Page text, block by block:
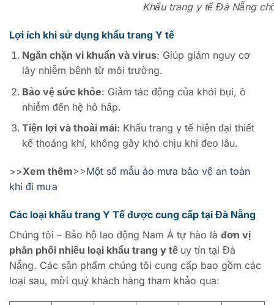
Khẩu trang y tế Đà Nẵng
Lợi ích khi sử dụng khẩu trang Y tế
Ngăn chặn vi khuẩn và virus: Giúp giảm nguy cơ
lây nhiễm bệnh từ môi trường.
Bảo vệ sức khỏe: Giảm tác động của khói bụi, ô
nhiễm đến hệ hô hấp.
Tiện lợi và thoải mái: Khẩu trang y tế hiện đại thiết
kế thoáng khí, không gây khó chịu khi đeo lâu.
>>Xem thêm>>Một số mẫu áo mưa bảo vệ an toàn
khi đi mưa
Các loại khẩu trang Y Tế được cung cấp tại Đà Nẵng
Chúng tôi – Bảo hộ lao động Nam Á tự hào là đơn vị
phân phối nhiều loại khẩu trang y tế uy tín tại Đà
Nẵng. Các sản phẩm chúng tôi cung cấp bao gồm các
loại sau, mời quý khách hàng tham khảo qua: